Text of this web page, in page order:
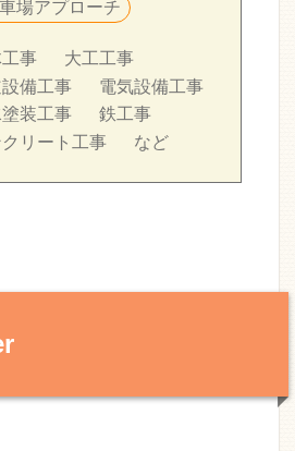
場アプローチ
工事
大工工事
設備工事
電気設備工事
塗装工事
鉄工事
クリート工事
など